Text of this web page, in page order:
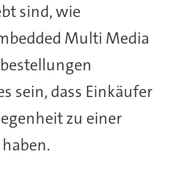
sind, wie
Multi Media
sein, dass Einkäufer
zu einer